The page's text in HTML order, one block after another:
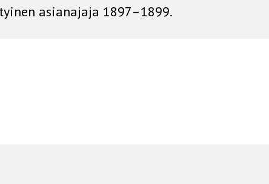
asianajaja 1897–1899.